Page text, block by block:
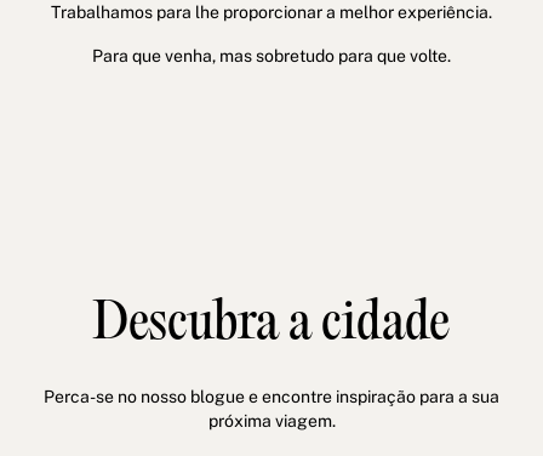
Trabalhamos para lhe proporcionar a melhor experiência.
Para que venha, mas sobretudo para que volte.
Descubra a cidade
Perca-se no nosso blogue e encontre inspiração para a sua
próxima viagem.